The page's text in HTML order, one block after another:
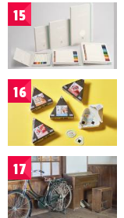
15
16
17